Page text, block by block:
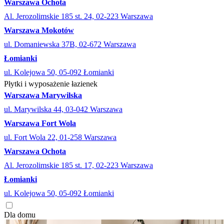
Warszawa Ochota
Al. Jerozolimskie 185 st. 24, 02-223 Warszawa
Warszawa Mokotów
ul. Domaniewska 37B, 02-672 Warszawa
Łomianki
ul. Kolejowa 50, 05-092 Łomianki
Płytki i wyposażenie łazienek
Warszawa Marywilska
ul. Marywilska 44, 03-042 Warszawa
Warszawa Fort Wola
ul. Fort Wola 22, 01-258 Warszawa
Warszawa Ochota
Al. Jerozolimskie 185 st. 17, 02-223 Warszawa
Łomianki
ul. Kolejowa 50, 05-092 Łomianki
Dla domu